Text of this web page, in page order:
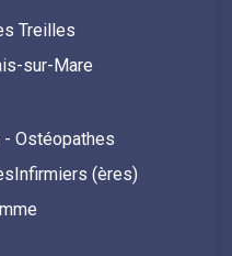
Treilles
sur-Mare
Ostéopathes
Infirmiers (ères)